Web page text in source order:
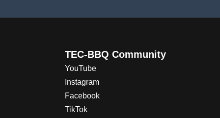
TEC-BBQ Community
YouTube
Instagram
Facebook
TikTok